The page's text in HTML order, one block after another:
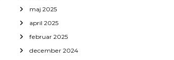
maj 2025
april 2025
februar 2025
december 2024